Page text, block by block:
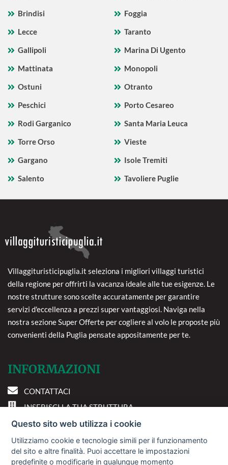
Brindisi
Foggia
Lecce
Taranto
Gallipoli
Marina Di Ugento
Mattinata
Monopoli
Ostuni
Otranto
Peschici
Porto Cesareo
Rodi Garganico
Santa Maria Leuca
Torre Orso
Vieste
Gargano
Isole Tremiti
Salento
Tavoliere Puglie
Villaggituristicipuglia.it seleziona i migliori villaggi turistici
della regione per offrirti la vacanza ideale alle tue esigenze. Le
nostre strutture sono scelte accuratamente per garantire
servizi d'eccellenza a prezzi super vantaggiosi. Naviga nella
nostra sezione Super Offerte per cogliere al volo le proposte più
convenienti della Puglia pensate appositamente per te.
INFORMAZIONI
CONTATTACI
INSERISCI LA TUA STRUTTURA
PREFERENZE COOKIE
DOVE SIAMO
Questo sito web utilizza i cookie
Utilizziamo cookie e tecnologie simili per il funzionamento
del sito e altre finalità. Puoi accettare le impostazioni
predefinite o modificarle in qualunque momento